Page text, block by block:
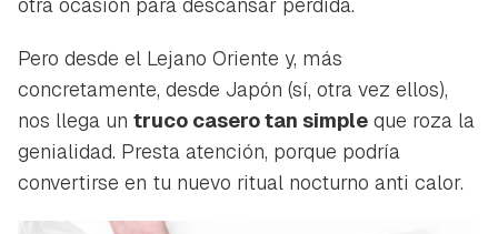
Pero desde el Lejano Oriente y, más
concretamente, desde Japón (sí, otra vez ellos),
nos llega un truco casero tan simple que roza la
genialidad. Presta atención, porque podría
convertirse en tu nuevo ritual nocturno anti calor.